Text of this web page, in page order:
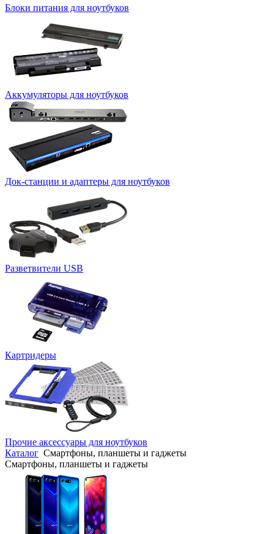
Блоки питания для ноутбуков
Аккумуляторы для ноутбуков
Док-станции и адаптеры для ноутбуков
Разветвители USB
Картридеры
Прочие аксессуары для ноутбуков
Каталог Смартфоны, планшеты и гаджеты
Смартфоны, планшеты и гаджеты